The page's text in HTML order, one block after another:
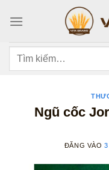
qua
Tìm
Ngũ cốc
ĐĂNG VÀO